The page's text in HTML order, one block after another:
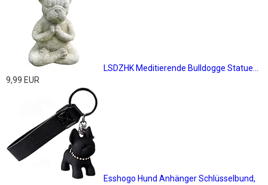
LSDZHK Meditierende Bulldogge Statue...
9,99 EUR
Esshogo Hund Anhänger Schlüsselbund,